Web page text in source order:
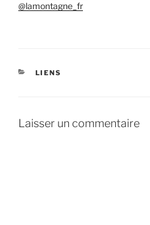
@lamontagne_fr
CATÉGORIES
LIENS
Laisser un commentaire